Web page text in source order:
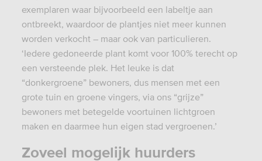
exemplaren waar bijvoorbeeld een labeltje aan
ontbreekt, waardoor de plantjes niet meer kunnen
worden verkocht – maar ook van particulieren.
‘Iedere gedoneerde plant komt voor 100% terecht op
een versteende plek. Het leuke is dat
“donkergroene” bewoners, dus mensen met een
grote tuin en groene vingers, via ons “grijze”
bewoners met betegelde voortuinen lichtgroen
maken en daarmee hun eigen stad vergroenen.’
Zoveel mogelijk huurders